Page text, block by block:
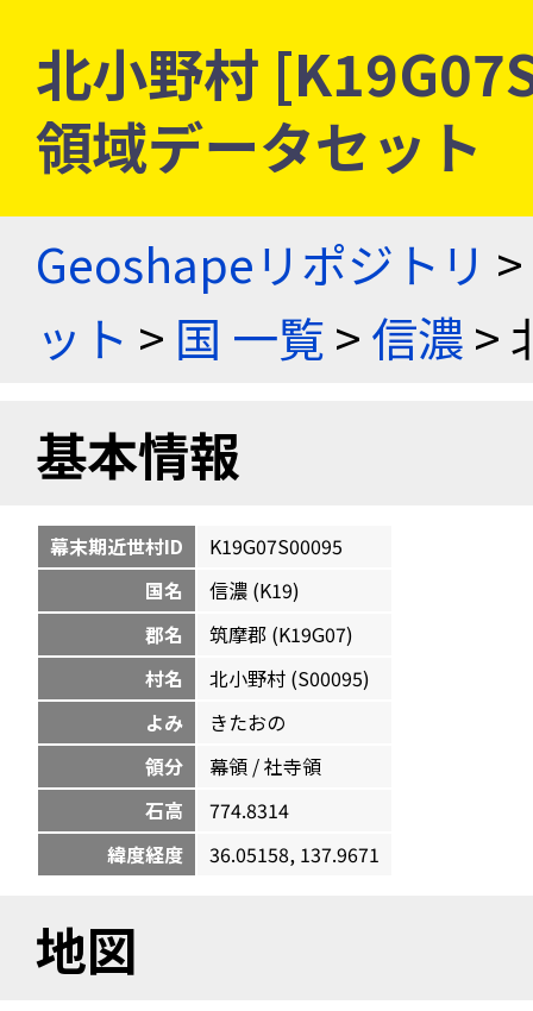
北小野村
領域データセット
Geoshapeリポジトリ >
ット > 国 一覧>信濃>
基本情報
幕末期近世村ID
K19G07S00095
国名
信濃 (K19)
郡名
筑摩郡 (K19G07)
村名
北小野村 (S00095)
よみ
きたおの
領分
幕領 / 社寺領
石高
774.8314
緯度経度
36.05158, 137.9671
地図